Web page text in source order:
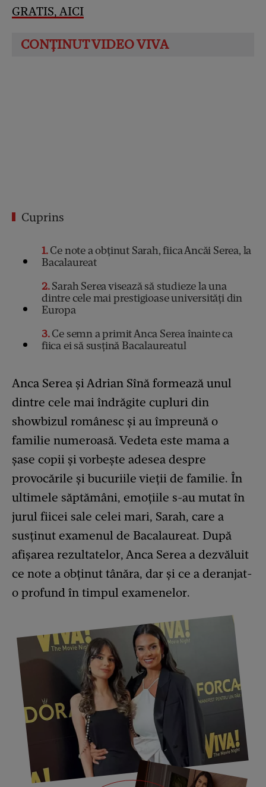
GRATIS, AICI
Cuprins
1Ce note a obținut Sarah, fiica Ancăi Serea, la
Bacalaureat
2Sarah Serea visează să studieze la una
dintre cele mai prestigioase universități din
Europa
3Ce semn a primit Anca Serea înainte ca
fiica ei să susțină Bacalaureatul
Anca Serea și Adrian Sînă formează unul
dintre cele mai îndrăgite cupluri din
showbizul românesc și au împreună o
familie numeroasă. Vedeta este mama a
șase copii și vorbește adesea despre
provocările și bucuriile vieții de familie. În
ultimele săptămâni, emoțiile s-au mutat în
jurul fiicei sale celei mari, Sarah, care a
susținut examenul de Bacalaureat. După
afișarea rezultatelor, Anca Serea a dezvăluit
ce note a obținut tânăra, dar și ce a deranjat-
o profund în timpul examenelor.